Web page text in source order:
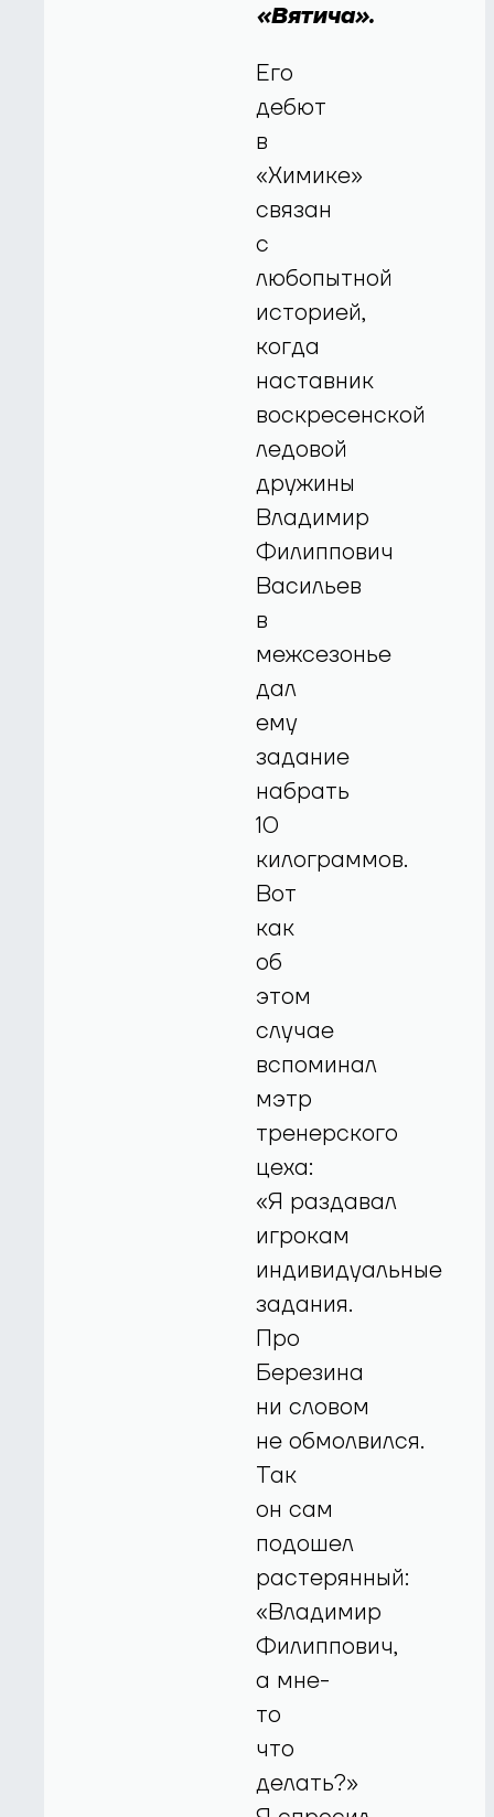
«Вятича».
Его
дебют
в
«Химике»
связан
с
любопытной
историей,
когда
наставник
воскресенской
ледовой
дружины
Владимир
Филиппович
Васильев
в
межсезонье
дал
ему
задание
набрать
10
килограммов.
Вот
как
об
этом
случае
вспоминал
мэтр
тренерского
цеха:
«Я раздавал
игрокам
индивидуальные
задания.
Про
Березина
ни словом
не обмолвился.
Так
он сам
подошел
растерянный:
«Владимир
Филиппович,
а мне-
то
что
делать?»